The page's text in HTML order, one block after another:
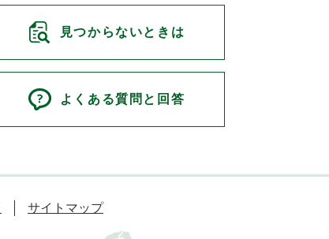
見つからないときは
よくある質問と回答
サイトマップ